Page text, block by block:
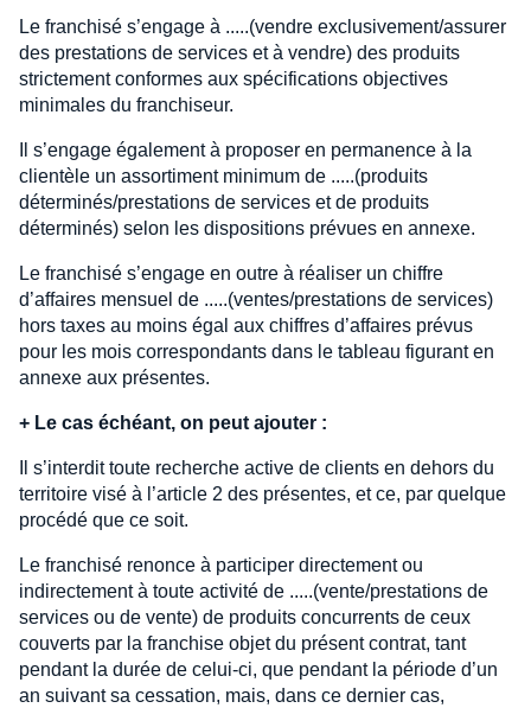
Le franchisé s’engage à .....(vendre exclusivement/assurer
des prestations de services et à vendre) des produits
strictement conformes aux spécifications objectives
minimales du franchiseur.
Il s’engage également à proposer en permanence à la
clientèle un assortiment minimum de .....(produits
déterminés/prestations de services et de produits
déterminés) selon les dispositions prévues en annexe.
Le franchisé s’engage en outre à réaliser un chiffre
d’affaires mensuel de .....(ventes/prestations de services)
hors taxes au moins égal aux chiffres d’affaires prévus
pour les mois correspondants dans le tableau figurant en
annexe aux présentes.
+ Le cas échéant, on peut ajouter :
Il s’interdit toute recherche active de clients en dehors du
territoire visé à l’article 2 des présentes, et ce, par quelque
procédé que ce soit.
Le franchisé renonce à participer directement ou
indirectement à toute activité de .....(vente/prestations de
services ou de vente) de produits concurrents de ceux
couverts par la franchise objet du présent contrat, tant
pendant la durée de celui-ci, que pendant la période d’un
an suivant sa cessation, mais, dans ce dernier cas,